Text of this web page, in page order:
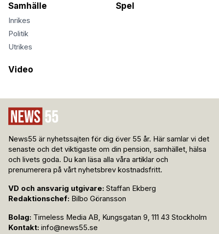
Samhälle
Inrikes
Politik
Utrikes
Spel
Video
News55 är nyhetssajten för dig över 55 år. Här samlar vi det
senaste och det viktigaste om din pension, samhället, hälsa
och livets goda. Du kan läsa alla våra artiklar och
prenumerera på vårt nyhetsbrev kostnadsfritt.
VD och ansvarig utgivare: Staffan Ekberg
Redaktionschef: Bilbo Göransson
Bolag: Timeless Media AB, Kungsgatan 9, 111 43 Stockholm
Kontakt: info@news55.se